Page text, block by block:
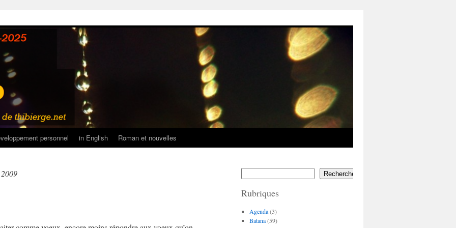
personnel in English Roman et nouvelles
Rechercher
Rubriques
Agenda(3)
Batana(59)